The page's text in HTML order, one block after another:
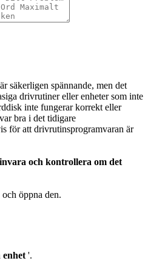
säkerligen spännande, men det
drivrutiner eller enheter som inte
inte fungerar korrekt eller
bra i det tidigare
för att drivrutinsprogramvaran är
och kontrollera om det
öppna den.
'.